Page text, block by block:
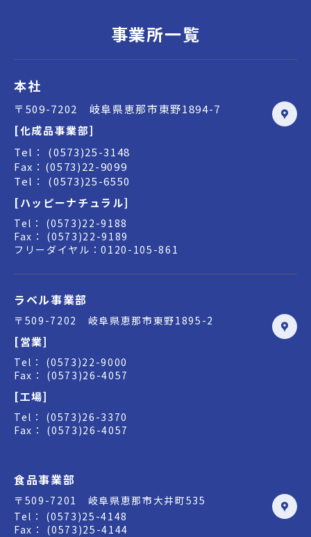
事業所一覧
本社
〒509-7202 岐阜県恵那市東野1894-7
[化成品事業部]
Tel： (0573)25-3148
Fax：(0573)22-9099
Tel： (0573)25-6550
[ハッピーナチュラル]
Tel： (0573)22-9188
Fax： (0573)22-9189
フリーダイヤル：0120-105-861
ラベル事業部
〒509-7202 岐阜県恵那市東野1895-2
[営業]
Tel： (0573)22-9000
Fax： (0573)26-4057
[工場]
Tel： (0573)26-3370
Fax： (0573)26-4057
食品事業部
〒509-7201 岐阜県恵那市大井町535
Tel： (0573)25-4148
Fax： (0573)25-4144